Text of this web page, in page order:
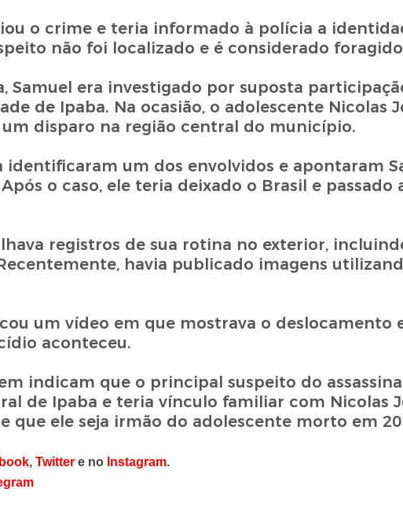
o crime e teria informado à polícia a
não foi localizado e é considerado
Samuel era investigado por suposta
de Ipaba. Na ocasião, o adolescente Nicolas
disparo na região central do município.
identificaram um dos envolvidos e apontaram
o caso, ele teria deixado o Brasil e passado
registros de sua rotina no exterior,
havia publicado imagens
um vídeo em que mostrava o deslocamento
aconteceu.
indicam que o principal suspeito do
de Ipaba e teria vínculo familiar com Nicolas
que ele seja irmão do adolescente morto em
, Twittere no Instagram.